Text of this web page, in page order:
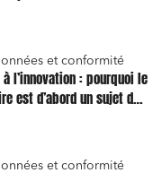
et conformité
l’innovation : pourquoi le
est d’abord un sujet de
et conformité